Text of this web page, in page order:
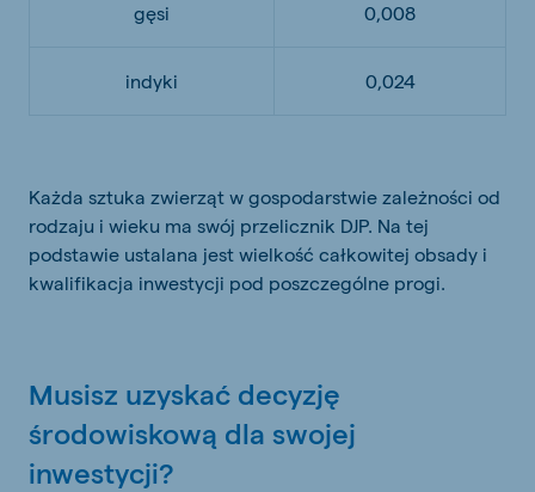
gęsi 0,008
indyki 0,024
Każda sztuka zwierząt w gospodarstwie zależności od
rodzaju i wieku ma swój przelicznik DJP. Na tej
podstawie ustalana jest wielkość całkowitej obsady i
kwalifikacja inwestycji pod poszczególne progi.
Musisz uzyskać decyzję
środowiskową dla swojej
inwestycji?